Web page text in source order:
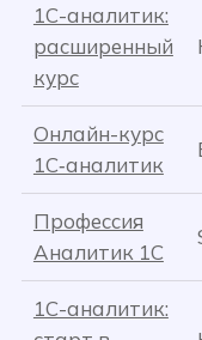
1С-аналитик:
расширенный
курс
Онлайн-курс
1С‑аналитик
Профессия
Аналитик 1С
1С-аналитик: